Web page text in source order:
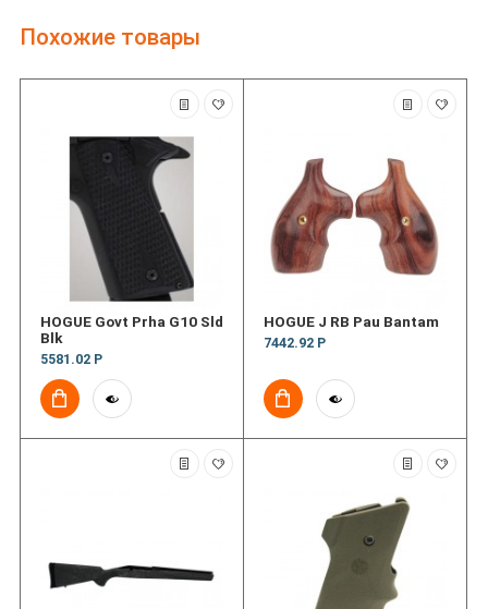
Похожие товары
HOGUE Govt Prha G10 Sld
Blk
5581.02 Р
HOGUE J RB Pau Bantam
7442.92 Р